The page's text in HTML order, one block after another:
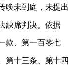
唤未到庭，未提出
缺席判决。依据
款、第一百零七
第十三条、第十四